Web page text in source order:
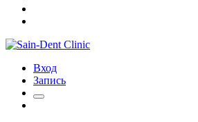
Вход
Запись